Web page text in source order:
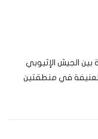
العنيفة بين الجيش الإثيوبي
في منطقتين